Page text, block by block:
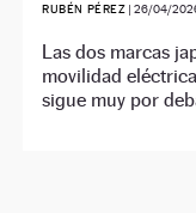
RUBÉN PÉREZ |26/04/
Las dos marcas
movilidad
sigue muy por